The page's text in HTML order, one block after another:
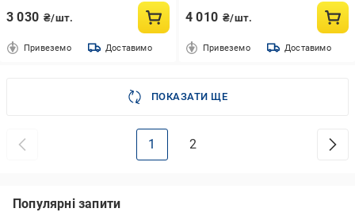
3 030 ₴/шт.
Привеземо Доставимо
4 010 ₴/шт.
Привеземо Доставимо
ПОКАЗАТИ ЩЕ
1 2
Популярні запити